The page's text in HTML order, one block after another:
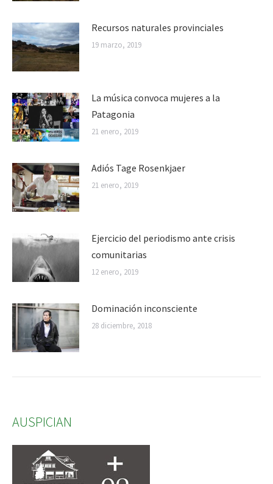
Recursos naturales provinciales
19 marzo, 2019
La música convoca mujeres a la
Patagonia
21 enero, 2019
Adiós Tage Rosenkjaer
21 enero, 2019
Ejercicio del periodismo ante crisis
comunitarias
12 enero, 2019
Dominación inconsciente
28 diciembre, 2018
AUSPICIAN